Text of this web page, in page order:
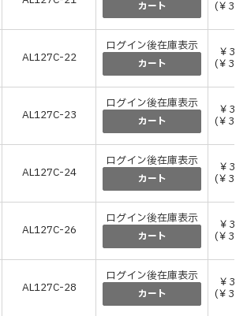
カート (￥
AL127C-22
ログイン後在庫表示
カート
￥
(￥
AL127C-23
ログイン後在庫表示
カート
￥
(￥
AL127C-24
ログイン後在庫表示
カート
￥
(￥
AL127C-26
ログイン後在庫表示
カート
￥
(￥
AL127C-28
ログイン後在庫表示
カート
￥
(￥